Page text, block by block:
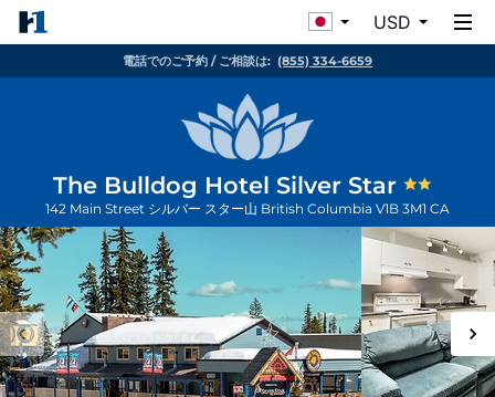
USD
電話でのご予約 / ご相談は: (855) 334-6659
The Bulldog Hotel Silver Star
142 Main Street シルバー スター山 British Columbia V1B 3M1 CA